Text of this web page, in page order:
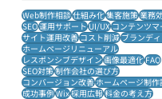
Web制作相談仕組み化集客施策業務
SEO運用サポートUI/UXコンテンツマ
サイト運用改善コスト削減ブランデ
ホームページリニューアル
レスポンシブデザイン画像最適化FAQ
SEO対策制作会社の選び方
コンバージョン改善ホームページ制作
成功事例Wix採用広報料金の考え方